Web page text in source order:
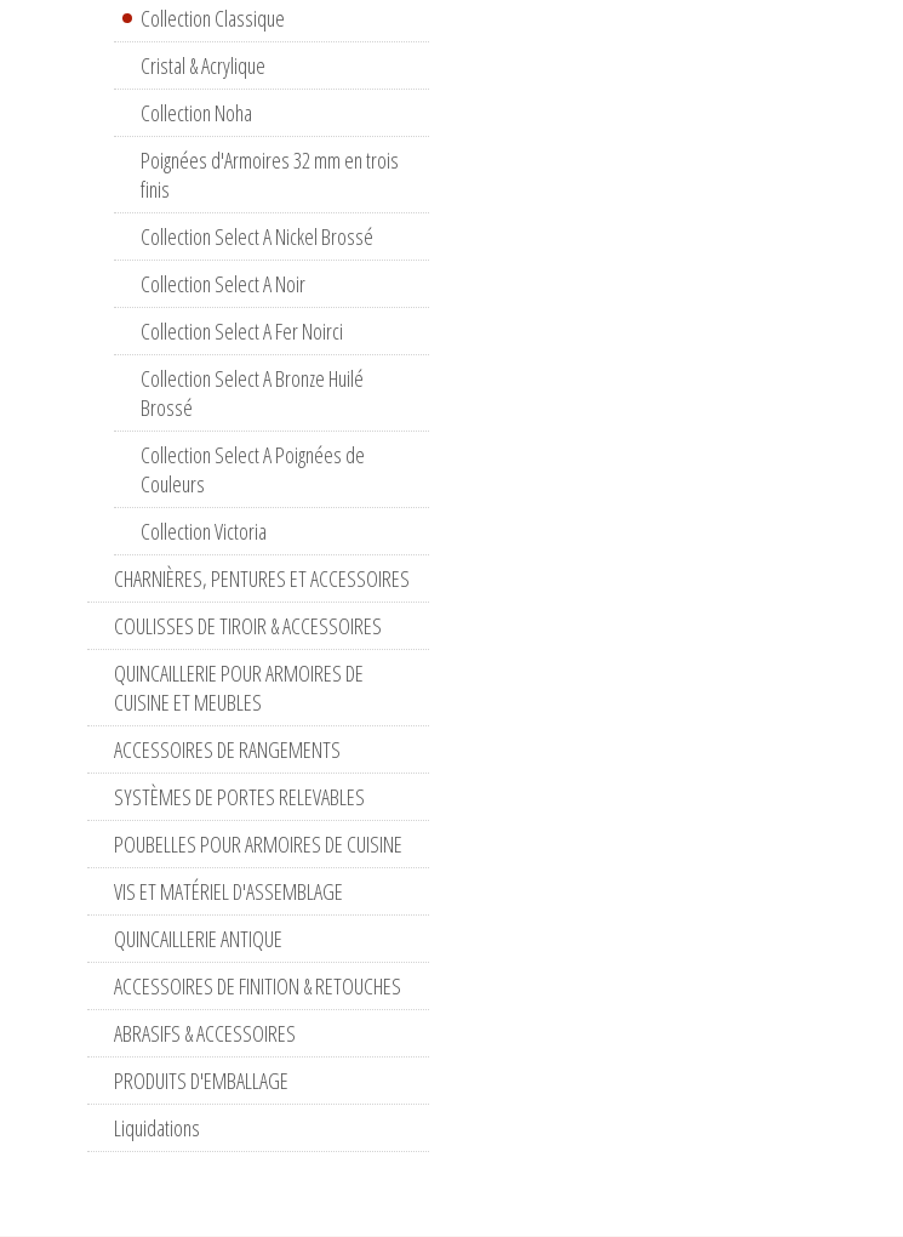
Collection Classique
Cristal & Acrylique
Collection Noha
Poignées d'Armoires 32 mm en trois
finis
Collection Select A Nickel Brossé
Collection Select A Noir
Collection Select A Fer Noirci
Collection Select A Bronze Huilé
Brossé
Collection Select A Poignées de
Couleurs
Collection Victoria
CHARNIÈRES, PENTURES ET ACCESSOIRES
COULISSES DE TIROIR & ACCESSOIRES
QUINCAILLERIE POUR ARMOIRES DE
CUISINE ET MEUBLES
ACCESSOIRES DE RANGEMENTS
SYSTÈMES DE PORTES RELEVABLES
POUBELLES POUR ARMOIRES DE CUISINE
VIS ET MATÉRIEL D'ASSEMBLAGE
QUINCAILLERIE ANTIQUE
ACCESSOIRES DE FINITION & RETOUCHES
ABRASIFS & ACCESSOIRES
PRODUITS D'EMBALLAGE
Liquidations